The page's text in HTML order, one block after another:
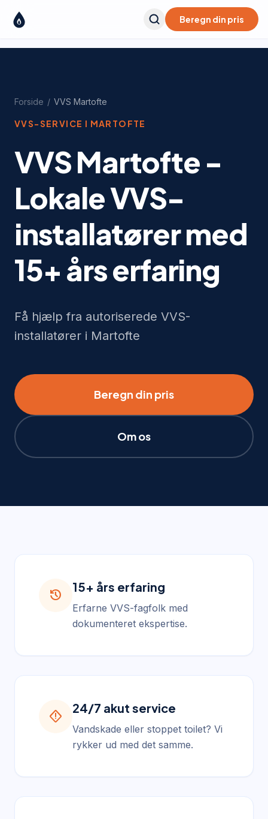
Beregn din pris
Forside / VVS Martofte
VVS-SERVICE I MARTOFTE
VVS Martofte -
Lokale VVS-
installatører med
15+ års erfaring
Få hjælp fra autoriserede VVS-
installatører i Martofte
Beregn din pris
Om os
history
15+ års erfaring
Erfarne VVS-fagfolk med
dokumenteret ekspertise.
emergency_home
24/7 akut service
Vandskade eller stoppet toilet? Vi
rykker ud med det samme.